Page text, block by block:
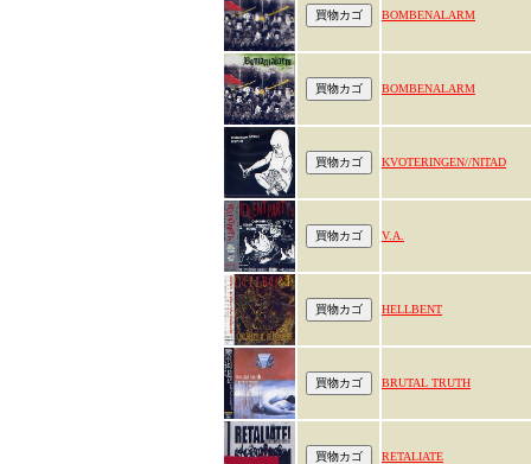
BOMBENALARM
BOMBENALARM
KVOTERINGEN//NITAD
V.A.
HELLBENT
BRUTAL TRUTH
RETALIATE